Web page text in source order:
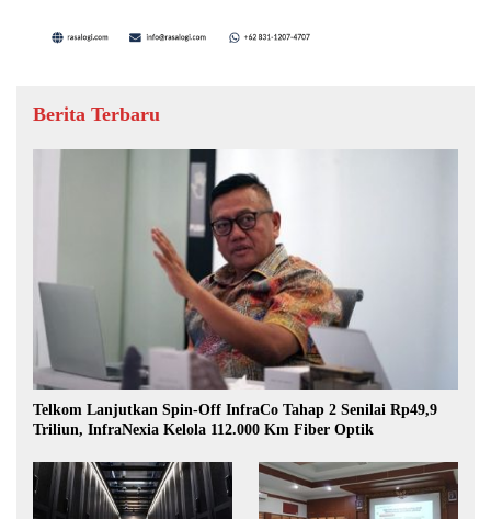
Berita Terbaru
Telkom Lanjutkan Spin-Off InfraCo Tahap 2 Senilai Rp49,9
Triliun, InfraNexia Kelola 112.000 Km Fiber Optik